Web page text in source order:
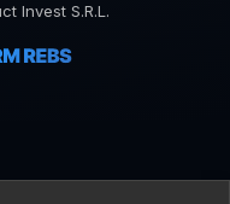
Invest S.R.L.